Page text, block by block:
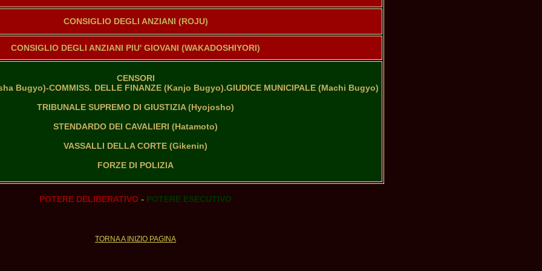
CONSIGLIO DEGLI ANZIANI (ROJU)
CONSIGLIO DEGLI ANZIANI PIU' GIOVANI (WAKADOSHIYORI)
CENSORI
Bugyo)-COMMISS. DELLE FINANZE (Kanjo Bugyo).GIUDICE MUNICIPALE (Machi Bugyo)
TRIBUNALE SUPREMO DI GIUSTIZIA (Hyojosho)
STENDARDO DEI CAVALIERI (Hatamoto)
VASSALLI DELLA CORTE (Gikenin)
FORZE DI POLIZIA
POTERE DELIBERATIVO - POTERE ESECUTIVO
TORNA A INIZIO PAGINA